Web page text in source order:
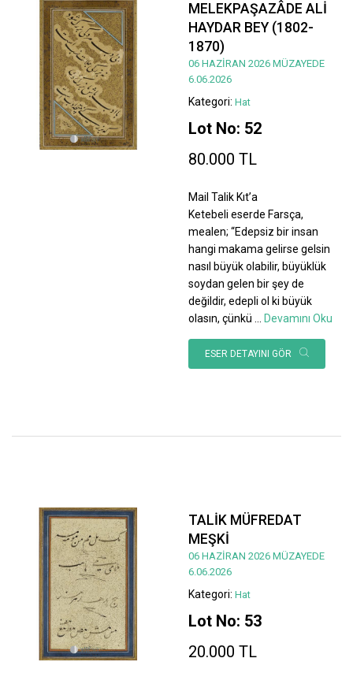
MELEKPAŞAZÂDE ALİ
HAYDAR BEY (1802-
1870)
06 HAZİRAN 2026 MÜZAYEDE
6.06.2026
Kategori: Hat
Lot No: 52
80.000 TL
Mail Talik Kıt’a
Ketebeli eserde Farsça,
mealen; “Edepsiz bir insan
hangi makama gelirse gelsin
nasıl büyük olabilir, büyüklük
soydan gelen bir şey de
değildir, edepli ol ki büyük
olasın, çünkü ... Devamını Oku
ESER DETAYINI GÖR
TALİK MÜFREDAT
MEŞKİ
06 HAZİRAN 2026 MÜZAYEDE
6.06.2026
Kategori: Hat
Lot No: 53
20.000 TL